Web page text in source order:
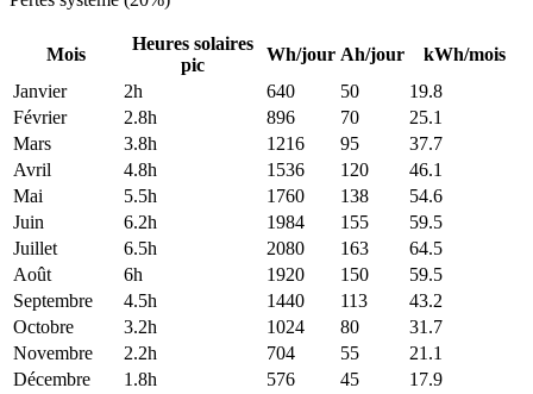
Mois
Heures solaires
pic
Wh/jour Ah/jour
kWh/mois
Janvier
2h 640 50
19.8
Février
2.8h 896 70
25.1
Mars
3.8h 1216 95
37.7
Avril
4.8h 1536 120
46.1
Mai
5.5h 1760 138
54.6
Juin
6.2h 1984 155
59.5
Juillet
6.5h 2080 163
64.5
Août
6h 1920 150
59.5
Septembre
4.5h 1440 113
43.2
Octobre
3.2h 1024 80
31.7
Novembre
2.2h 704 55
21.1
Décembre
1.8h 576 45
17.9